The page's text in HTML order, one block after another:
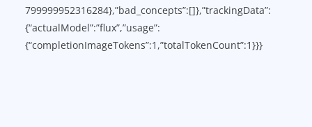
799999952316284},”bad_concepts”:[]},”trackingData”:
{“actualModel”:”flux”,”usage”:
{“completionImageTokens”:1,”totalTokenCount”:1}}}